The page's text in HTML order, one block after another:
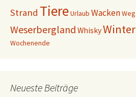
n
n
u
m
r
g
i
n
u
m
r
g
Strand TiereUrlaub WackenWeg
Weserbergland WhiskyWinter
Wochenende
Neueste Beiträge